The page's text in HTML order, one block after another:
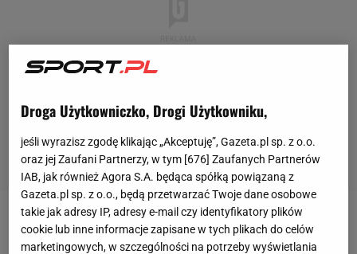
Krzysztof Smajek
Droga Użytkowniczko, Drogi Użytkowniku,
jeśli wyrazisz zgodę klikając „Akceptuję”, Gazeta.pl sp. z o.o.
oraz jej Zaufani Partnerzy, w tym [676] Zaufanych Partnerów
IAB, jak również Agora S.A. będąca spółką powiązaną z
Gazeta.pl sp. z o.o., będą przetwarzać Twoje dane osobowe
takie jak adresy IP, adresy e-mail czy identyfikatory plików
cookie lub inne informacje zapisane w tych plikach do celów
marketingowych, w szczególności na potrzeby wyświetlania